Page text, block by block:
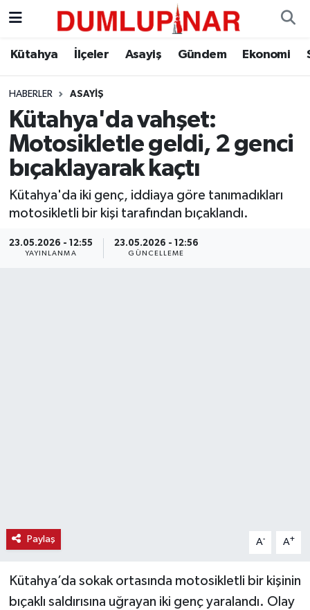
Kütahya İlçeler Asayiş Gündem Ekonomi
HABERLER ASAYIŞ
Kütahya'da vahşet:
Motosikletle geldi, 2 genci
bıçaklayarak kaçtı
Kütahya'da iki genç, iddiaya göre tanımadıkları
motosikletli bir kişi tarafından bıçaklandı.
23.05.2026 - 12:55
YAYINLANMA
23.05.2026 - 12:56
GÜNCELLEME
Paylaş A- A+
Kütahya’da sokak ortasında motosikletli bir kişinin
bıçaklı saldırısına uğrayan iki genç yaralandı. Olay
Asayiş
Diğer
Dünya
Eğitim
Ekonomi
Seri İlan
Siyaset
Kütahya Hava Durumu
Kütahya Trafik Yoğunluk Haritası
Süper Lig Puan Durumu ve Fikstür
Tüm Manşetler
Son Dakika Haberleri